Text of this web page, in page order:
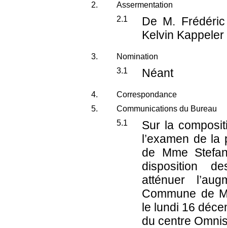
2.
Assermentation
2.1
De M.
Kelvin
3.
Nomination
3.1
Néant
4.
Correspondance
5.
Communications du Bureau
5.1
Sur la
l’examen de
de Mme
disposition
atténuer
Commune de
le lundi 16
du centre